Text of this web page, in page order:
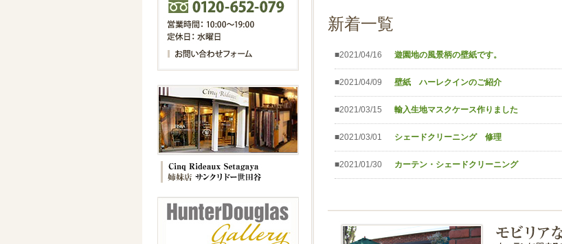
新着一覧
■2021/04/16 遊園地の風景柄の壁紙です。
■2021/04/09 壁紙 ハーレクインのご紹介
■2021/03/15 輸入生地マスクケース作りました
■2021/03/01 シェードクリーニング 修理
■2021/01/30 カーテン・シェードクリーニング